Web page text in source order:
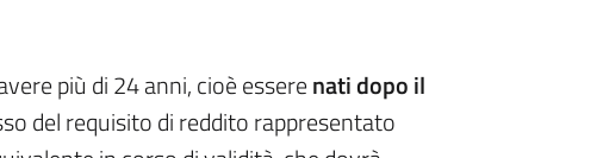
più di 24 anni, cioè esserenati dopo il
del requisito di reddito rappresentato